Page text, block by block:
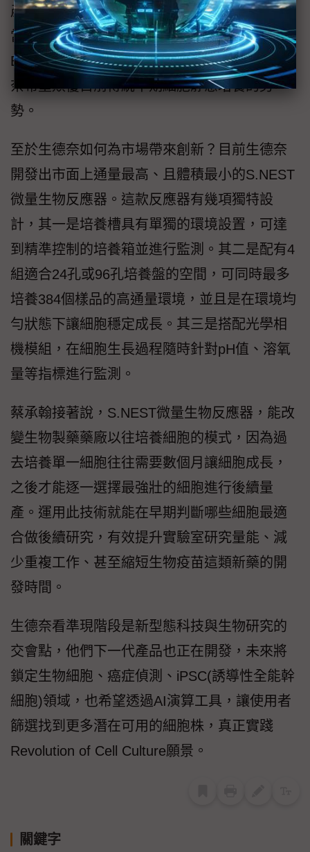
產生細胞株抗體，進而成功開發生物疫苗就相
當重要。為達成生醫革命，生德奈(CYTENA
Bioprocess Solutions)執行長蔡承翰表示，生德
奈希望顛覆目前傳統早期細胞靜態培養的劣
勢。
至於生德奈如何為市場帶來創新？目前生德奈
開發出市面上通量最高、且體積最小的S.NEST
微量生物反應器。這款反應器有幾項獨特設
計，其一是培養槽具有單獨的環境設置，可達
到精準控制的培養箱並進行監測。其二是配有4
組適合24孔或96孔培養盤的空間，可同時最多
培養384個樣品的高通量環境，並且是在環境均
勻狀態下讓細胞穩定成長。其三是搭配光學相
機模組，在細胞生長過程隨時針對pH值、溶氧
量等指標進行監測。
蔡承翰接著說，S.NEST微量生物反應器，能改
變生物製藥藥廠以往培養細胞的模式，因為過
去培養單一細胞往往需要數個月讓細胞成長，
之後才能逐一選擇最強壯的細胞進行後續量
產。運用此技術就能在早期判斷哪些細胞最適
合做後續研究，有效提升實驗室研究量能、減
少重複工作、甚至縮短生物疫苗這類新藥的開
發時間。
生德奈看準現階段是新型態科技與生物研究的
交會點，他們下一代產品也正在開發，未來將
鎖定生物細胞、癌症偵測、iPSC(誘導性全能幹
細胞)領域，也希望透過AI演算工具，讓使用者
篩選找到更多潛在可用的細胞株，真正實踐
Revolution of Cell Culture願景。
關鍵字